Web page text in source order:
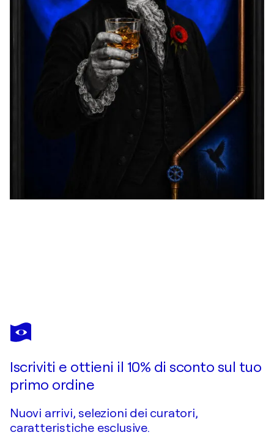
ETHAN BLU
Home
Iscriviti e ottieni il 10% di sconto sul tuo
primo ordine
Nuovi arrivi, selezioni dei curatori,
caratteristiche esclusive.